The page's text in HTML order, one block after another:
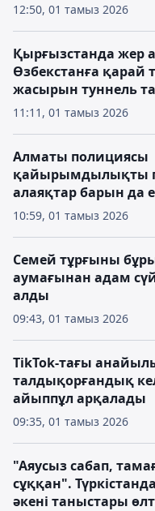
12:50, 01 тамыз 2026
11:11, 01 тамыз 2026
Қырғызстанда жер
Өзбекстанға қарай
жасырын туннель
10:59, 01 тамыз 2026
Алматы полициясы
қайырымдылықты
алаяқтар барын да
09:43, 01 тамыз 2026
Семей тұрғыны
аумағынан адам
алды
09:35, 01 тамыз 2026
TikTok-тағы
талдықорғандық
айыппұл арқалады
"Аяусыз сабап,
сұққан".
әкені таныстары